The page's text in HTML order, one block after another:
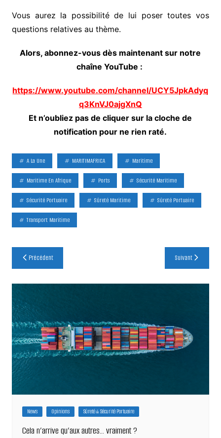
Vous aurez la possibilité de lui poser toutes vos
questions relatives au thème.
Alors, abonnez-vous dès maintenant sur notre
chaîne YouTube :
https://www.youtube.com/channel/UCY5JpkAdyq
q3KnVJ0ajgXnQ
Et n’oubliez pas de cliquer sur la cloche de
notification pour ne rien raté.
A La Une MARITIMAFRICA Maritime
Maritime En Afrique Ports Sécurité Maritime
Sécurité Portuaire Sûreté Maritime Sûreté Portuaire
Transport Maritime
Navigation
de
l’article
Précédent Suivant
News Opinions Sûreté & Sécurité Portuaire
Cela n’arrive qu’aux autres… vraiment ?